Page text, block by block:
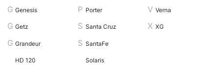
Genesis
Getz
Grandeur
HD 120
Porter
Santa Cruz
SantaFe
Solaris
Verna
XG